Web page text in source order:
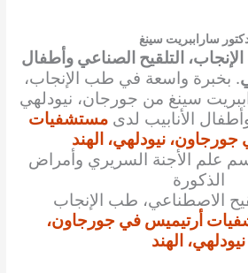
ساراببريت سينغ
التلقيح الصناعي وأطفال
. بخبرة واسعة في طب الإنجاب،
سينغ من جورجان، نيودلهي
الأنابيب لدى مستشفيات
نيودلهي، الهند
علم الأجنة السريري وأمراض
الذكورة
الاصطناعي، طب الإنجاب
أرتيميس في جورجاون،
نيودلهي، الهند